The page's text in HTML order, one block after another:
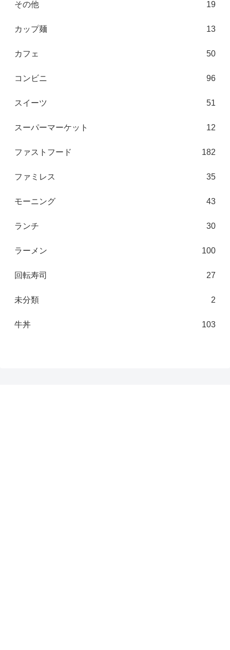
その他 19
カップ麺 13
カフェ 50
コンビニ 96
スイーツ 51
スーパーマーケット 12
ファストフード 182
ファミレス 35
モーニング 43
ランチ 30
ラーメン 100
回転寿司 27
未分類 2
牛丼 103